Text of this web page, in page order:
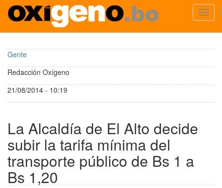
contenido
principal
Gente
Redacción Oxígeno
21/08/2014 - 10:19
La Alcaldía de El Alto decide
subir la tarifa mínima del
transporte público de Bs 1 a
Bs 1,20